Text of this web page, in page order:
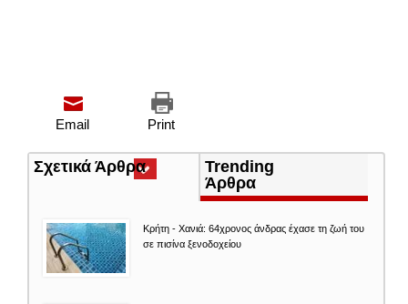
Print
Email
Σχετικά Άρθρα(ενεργή
καρτέλα)
Trending
Άρθρα
Κρήτη - Χανιά: 64χρονος άνδρας έχασε τη ζωή του
σε πισίνα ξενοδοχείου